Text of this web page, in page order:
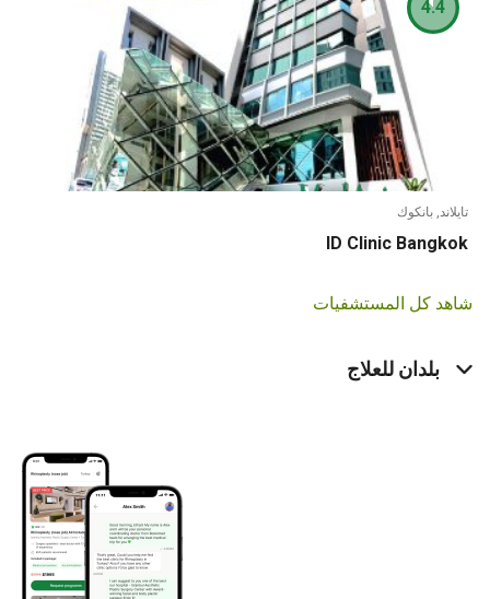
تايلاند, بانكوك
ID Clinic Bangkok
4.4
شاهد كل المستشفيات
بلدان للعلاج